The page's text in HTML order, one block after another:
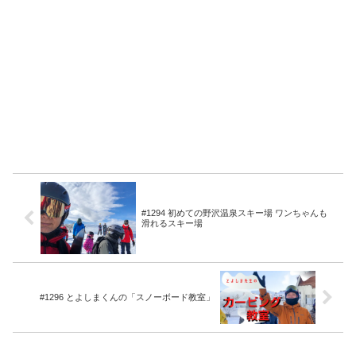
#1294 初めての野沢温泉スキー場 ワンちゃんも
滑れるスキー場
#1296 とよしまくんの「スノーボード教室」